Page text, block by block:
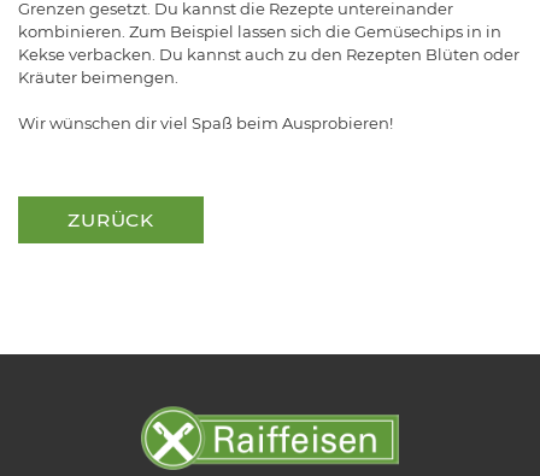
Grenzen gesetzt. Du kannst die Rezepte untereinander
kombinieren. Zum Beispiel lassen sich die Gemüsechips in in
Kekse verbacken. Du kannst auch zu den Rezepten Blüten oder
Kräuter beimengen.
Wir wünschen dir viel Spaß beim Ausprobieren!
ZURÜCK